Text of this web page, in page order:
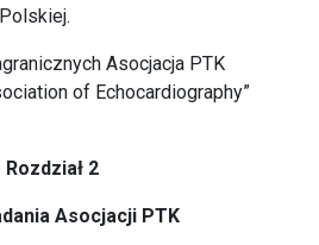
Asocjacja PTK
of Echocardiography”
Rozdział 2
Asocjacji PTK